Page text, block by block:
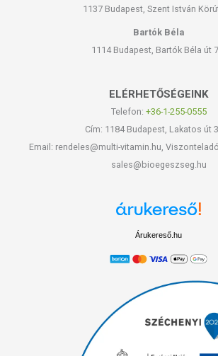
1137 Budapest, Szent István
Bartók Béla
1114 Budapest, Bartók Béla út
ELÉRHETŐSÉGEINK
Telefon: +36-1-255-0555
Cím: 1184 Budapest, Lakatos út
Email: rendeles@multi-vitamin.hu,
sales@bioegeszseg.hu
Árukereső.hu